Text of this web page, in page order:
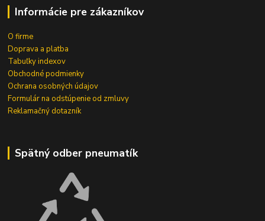
Informácie pre zákazníkov
O firme
Doprava a platba
Tabuľky indexov
Obchodné podmienky
Ochrana osobných údajov
Formulár na odstúpenie od zmluvy
Reklamačný dotazník
Spätný odber pneumatík